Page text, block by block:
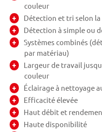
couleur
Détection et tri selon
Détection à simple ou
Systèmes combinés
par matériau)
Largeur de travail
couleur
Éclairage à nettoyage
Efficacité élevée
Haut débit et
Haute disponibilité